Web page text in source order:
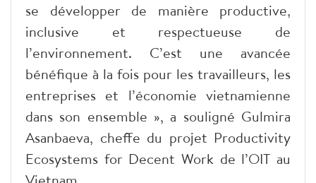
se développer de manière productive,
inclusive et respectueuse de
l’environnement. C’est une avancée
bénéfique à la fois pour les travailleurs, les
entreprises et l’économie vietnamienne
dans son ensemble », a souligné Gulmira
Asanbaeva, cheffe du projet Productivity
Ecosystems for Decent Work de l’OIT au